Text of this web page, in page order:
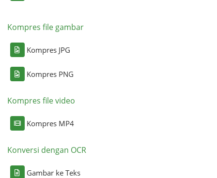
Kompres file gambar
Kompres JPG
Kompres PNG
Kompres file video
Kompres MP4
Konversi dengan OCR
Gambar ke Teks